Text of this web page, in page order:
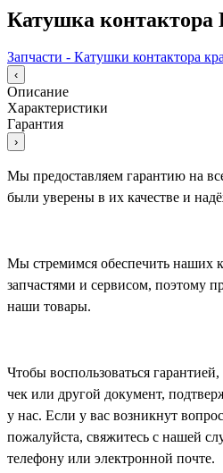
Катушка
Запчасти - Катушки контактора
‹
Описание
Характеристики
Гарантия
›
Мы предоставляем гарантию на
были уверены в их качестве и
Мы стремимся обеспечить наших
запчастями и сервисом, поэтому
наши товары.
Чтобы воспользоваться
чек или другой документ,
у нас. Если у вас возникнут
пожалуйста, свяжитесь с нашей
телефону или электронной почте.